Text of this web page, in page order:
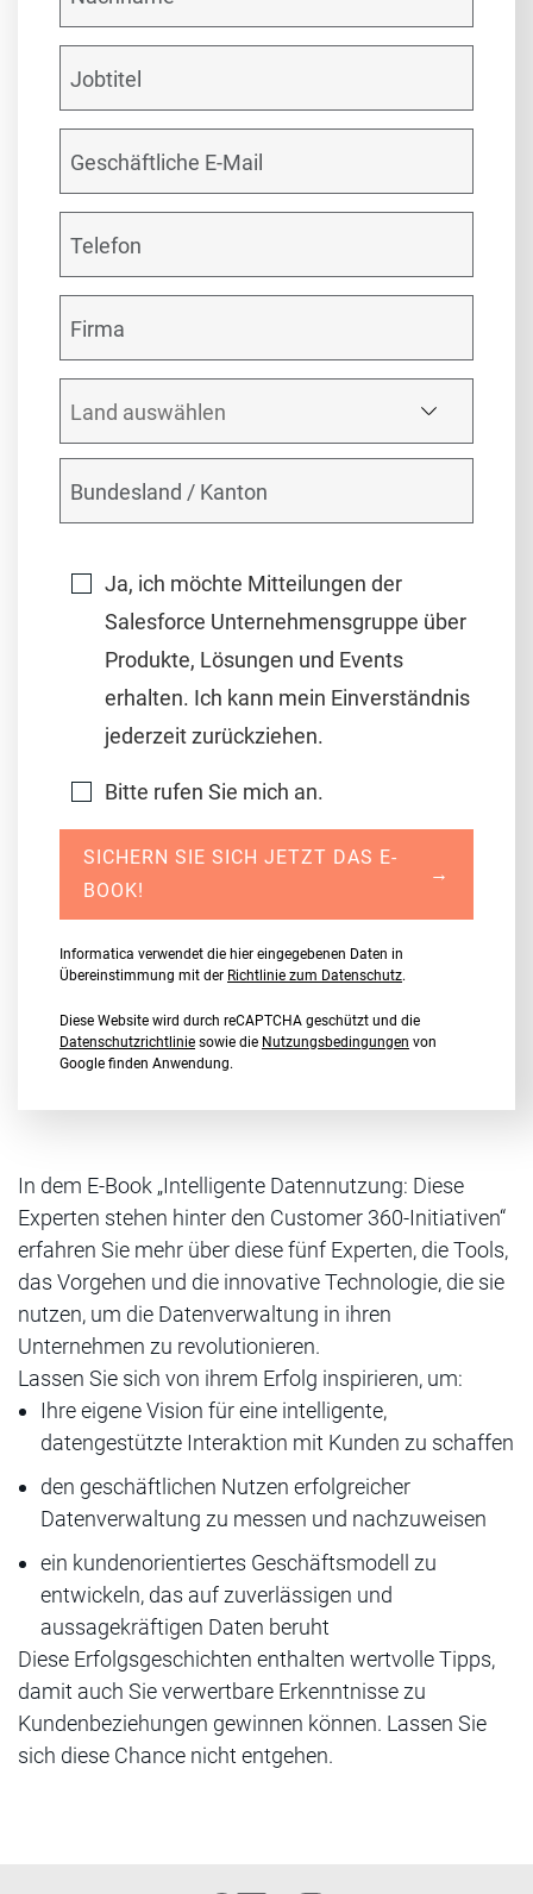
Ja, ich möchte Mitteilungen der
Salesforce Unternehmensgruppe über
Produkte, Lösungen und Events
erhalten. Ich kann mein Einverständnis
jederzeit zurückziehen.
Bitte rufen Sie mich an.
SICHERN SIE SICH JETZT DAS E-
BOOK!
→
Informatica verwendet die hier eingegebenen Daten in
Übereinstimmung mit der Richtlinie zum Datenschutz.
Diese Website wird durch reCAPTCHA geschützt und die
Datenschutzrichtlinie sowie die Nutzungsbedingungen von
Google finden Anwendung.
In dem E-Book „Intelligente Datennutzung: Diese
Experten stehen hinter den Customer 360-Initiativen“
erfahren Sie mehr über diese fünf Experten, die Tools,
das Vorgehen und die innovative Technologie, die sie
nutzen, um die Datenverwaltung in ihren
Unternehmen zu revolutionieren.
Lassen Sie sich von ihrem Erfolg inspirieren, um:
Ihre eigene Vision für eine intelligente,
datengestützte Interaktion mit Kunden zu schaffen
den geschäftlichen Nutzen erfolgreicher
Datenverwaltung zu messen und nachzuweisen
ein kundenorientiertes Geschäftsmodell zu
entwickeln, das auf zuverlässigen und
aussagekräftigen Daten beruht
Diese Erfolgsgeschichten enthalten wertvolle Tipps,
damit auch Sie verwertbare Erkenntnisse zu
Kundenbeziehungen gewinnen können. Lassen Sie
sich diese Chance nicht entgehen.